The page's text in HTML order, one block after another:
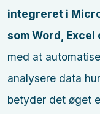
integreret i
som Word, Excel
med at
analysere data
betyder det øget